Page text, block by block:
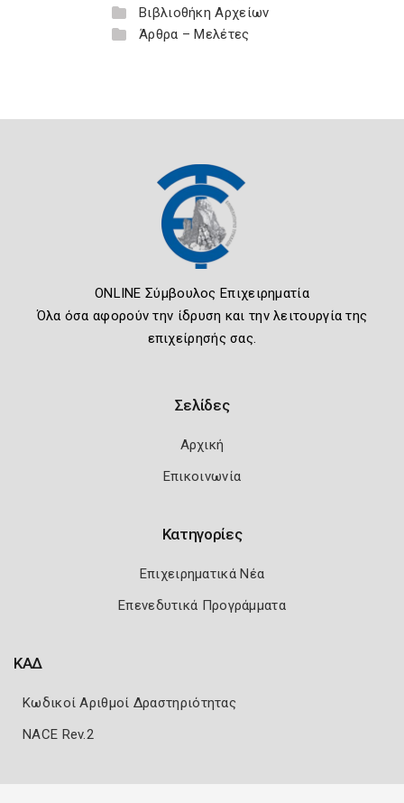
Βιβλιοθήκη Αρχείων
Άρθρα – Μελέτες
ONLINE Σύμβουλος Επιχειρηματία
Όλα όσα αφορούν την ίδρυση και την λειτουργία της
επιχείρησής σας.
Σελίδες
Αρχική
Επικοινωνία
Κατηγορίες
Επιχειρηματικά Νέα
Επενεδυτικά Προγράμματα
ΚΑΔ
Κωδικοί Αριθμοί Δραστηριότητας
NACE Rev.2